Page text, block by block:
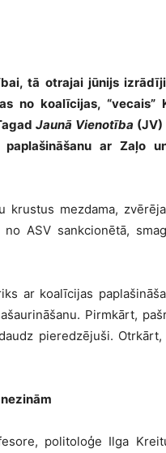
tā otrajai jūnijs
no koalīcijas, “vecais”
Jaunā Vienotība (JV)
ar Zaļo
krustus mezdama,
ASV sankcionētā,
ar koalīcijas
Pirmkārt,
pieredzējuši.
politoloģe Ilga